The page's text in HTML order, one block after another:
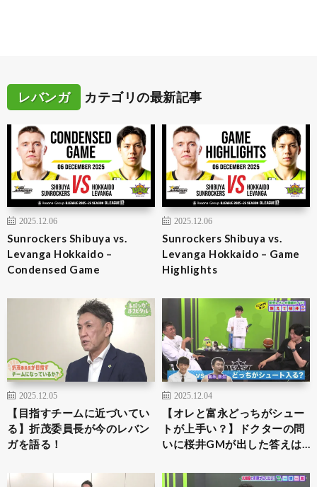
レバンガ カテゴリの最新記事
2025.12.06
Sunrockers Shibuya vs.
Levanga Hokkaido –
Condensed Game
2025.12.06
Sunrockers Shibuya vs.
Levanga Hokkaido – Game
Highlights
2025.12.05
【目指すチームに近づいてい
る】折茂委員長が今のレバン
ガを語る！
2025.12.04
【オレと富永どっちがシュー
トが上手い？】ドクターの問
いに桜井GMが出した答えは…